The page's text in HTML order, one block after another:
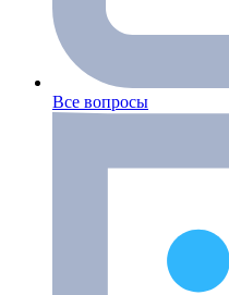
Все вопросы